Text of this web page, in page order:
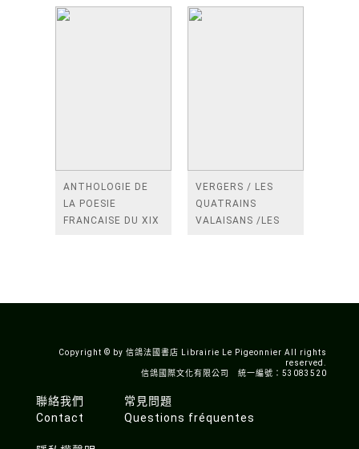
ANTHOLOGIE DE
LA POESIE
FRANCAISE DU XIX
VERGERS / LES
QUATRAINS
VALAISANS /LES
Copyright © by 信鴿法國書店 Librairie Le Pigeonnier All rights
reserved.
信鴿國際文化有限公司 統一編號：53083520
聯絡我們
Contact
常見問題
Questions fréquentes